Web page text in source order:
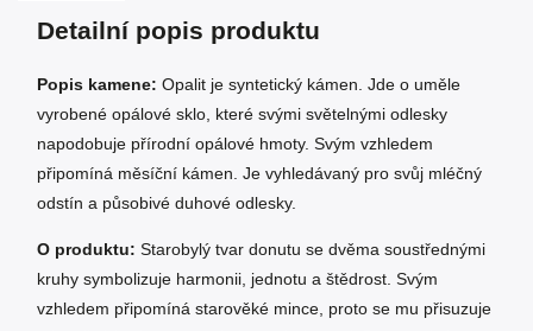
Detailní popis produktu
Popis kamene: Opalit je syntetický kámen. Jde o uměle
vyrobené opálové sklo, které svými světelnými odlesky
napodobuje přírodní opálové hmoty. Svým vzhledem
připomíná měsíční kámen. Je vyhledávaný pro svůj mléčný
odstín a působivé duhové odlesky.
O produktu: Starobylý tvar donutu se dvěma soustřednými
kruhy symbolizuje harmonii, jednotu a štědrost. Svým
vzhledem připomíná starověké mince, proto se mu přisuzuje